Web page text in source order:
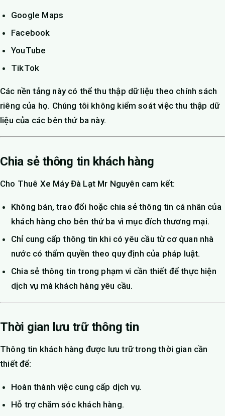
Google Maps
Facebook
YouTube
TikTok
Các nền tảng này có thể thu thập dữ liệu theo chính sách
riêng của họ. Chúng tôi không kiểm soát việc thu thập dữ
liệu của các bên thứ ba này.
Chia sẻ thông tin khách hàng
Cho Thuê Xe Máy Đà Lạt Mr Nguyên cam kết:
Không bán, trao đổi hoặc chia sẻ thông tin cá nhân của
khách hàng cho bên thứ ba vì mục đích thương mại.
Chỉ cung cấp thông tin khi có yêu cầu từ cơ quan nhà
nước có thẩm quyền theo quy định của pháp luật.
Chia sẻ thông tin trong phạm vi cần thiết để thực hiện
dịch vụ mà khách hàng yêu cầu.
Thời gian lưu trữ thông tin
Thông tin khách hàng được lưu trữ trong thời gian cần
thiết để:
Hoàn thành việc cung cấp dịch vụ.
Hỗ trợ chăm sóc khách hàng.